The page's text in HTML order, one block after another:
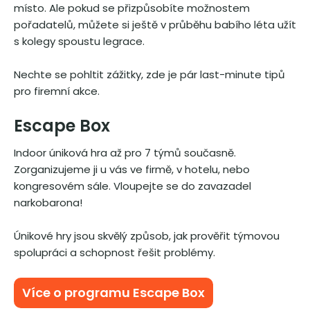
místo. Ale pokud se přizpůsobíte možnostem
pořadatelů, můžete si ještě v průběhu babího léta užít
s kolegy spoustu legrace.
Nechte se pohltit zážitky, zde je pár last-minute tipů
pro firemní akce.
Escape Box
Indoor úniková hra až pro 7 týmů současně.
Zorganizujeme ji u vás ve firmě, v hotelu, nebo
kongresovém sále. Vloupejte se do zavazadel
narkobarona!
Únikové hry jsou skvělý způsob, jak prověřit týmovou
spolupráci a schopnost řešit problémy.
Více o programu Escape Box